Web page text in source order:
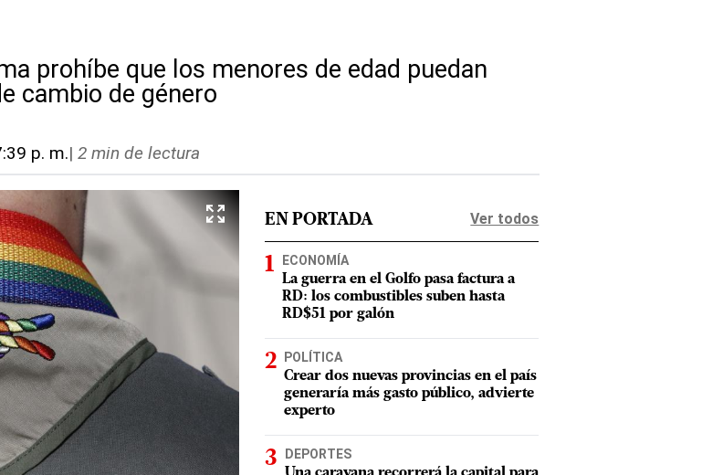
prohíbe que los menores de edad puedan
cambio de género
p. m.| 2 min de lectura
EN PORTADA Ver todos
ECONOMÍA
La guerra en el Golfo pasa factura a
RD: los combustibles suben hasta
RD$51 por galón
POLÍTICA
Crear dos nuevas provincias en el país
generaría más gasto público, advierte
experto
DEPORTES